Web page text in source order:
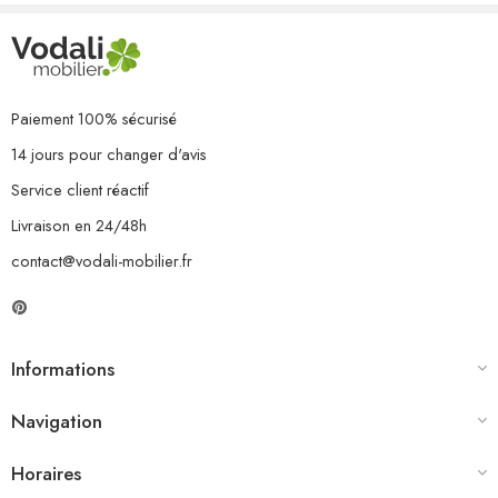
Paiement 100% sécurisé
14 jours pour changer d'avis
Service client réactif
Livraison en 24/48h
contact@vodali-mobilier.fr
Informations
Navigation
Horaires